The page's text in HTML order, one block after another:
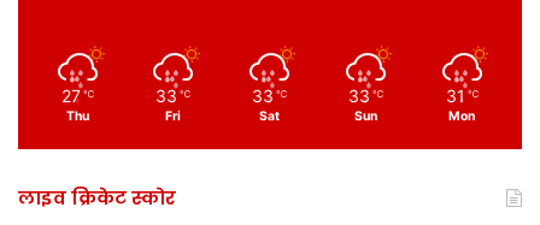
27 ℃
Thu
33 ℃
Fri
33 ℃
Sat
33 ℃
Sun
31 ℃
Mon
लाइव क्रिकेट स्कोर